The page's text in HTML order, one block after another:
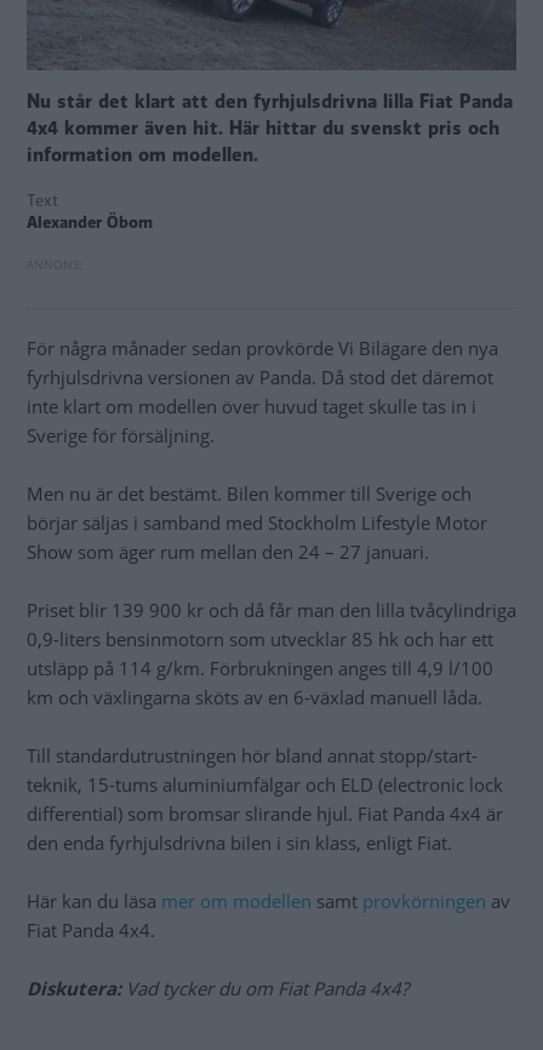
Nu står det klart att den fyrhjulsdrivna lilla Fiat Panda
4x4 kommer även hit. Här hittar du svenskt pris och
information om modellen.
Text
Alexander Öbom
För några månader sedan provkörde Vi Bilägare den nya
fyrhjulsdrivna versionen av Panda. Då stod det däremot
inte klart om modellen över huvud taget skulle tas in i
Sverige för försäljning.
Men nu är det bestämt. Bilen kommer till Sverige och
börjar säljas i samband med Stockholm Lifestyle Motor
Show som äger rum mellan den 24 – 27 januari.
Priset blir 139 900 kr och då får man den lilla tvåcylindriga
0,9-liters bensinmotorn som utvecklar 85 hk och har ett
utsläpp på 114 g/km. Förbrukningen anges till 4,9 l/100
km och växlingarna sköts av en 6-växlad manuell låda.
Till standardutrustningen hör bland annat stopp/start-
teknik, 15-tums aluminiumfälgar och ELD (electronic lock
differential) som bromsar slirande hjul. Fiat Panda 4x4 är
den enda fyrhjulsdrivna bilen i sin klass, enligt Fiat.
Här kan du läsa mer om modellen samt provkörningen av
Fiat Panda 4x4.
Diskutera:Vad tycker du om Fiat Panda 4x4?